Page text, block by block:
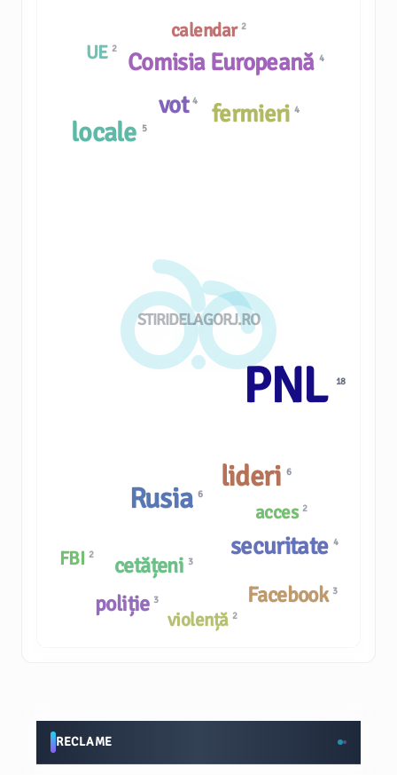
STIRIDELAGORJ.RO
vot4
lideri6
cetățeni 3
acces 2
PNL 18
UE 2
locale 5
calendar 2
FBI 2
fermieri 4
Rusia6
securitate 4
violență 2
Facebook 3
poliție 3
Comisia Europeană 4
RECLAME